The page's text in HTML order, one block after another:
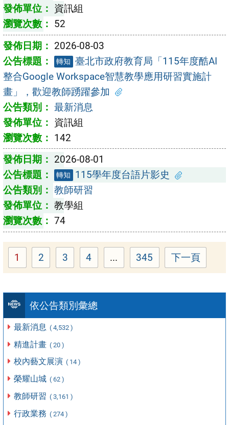
依公告類別彙總
最新消息 ( 4,532 )
精進計畫 ( 20 )
校內藝文展演 ( 14 )
榮耀山城 ( 62 )
教師研習 ( 3,161 )
行政業務 ( 274 )
資訊組
52
2026-08-03
轉知 臺北市政府教育局「115年度酷AI
整合Google Workspace智慧教學應用研習實施計
畫」，歡迎教師踴躍參加
最新消息
資訊組
142
2026-08-01
轉知
115學年度台語片影史
教師研習
教學組
74
Page
1 Page
2 Page
3 Page
4 ... Page
345 下一頁